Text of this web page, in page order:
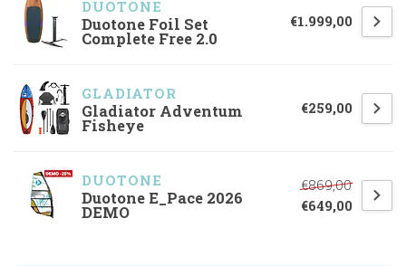
DUOTONE
Duotone Foil Set
Complete Free 2.0
€1.999,00
GLADIATOR
Gladiator Adventum
Fisheye
€259,00
DUOTONE
Duotone E_Pace 2026
DEMO
€869,00
€649,00